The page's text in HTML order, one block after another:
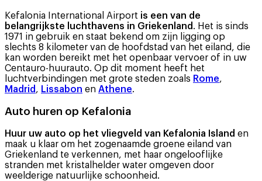
Kefalonia International Airport is een van de
belangrijkste luchthavens in Griekenland . Het is sinds
1971 in gebruik en staat bekend om zijn ligging op
slechts 8 kilometer van de hoofdstad van het eiland, die
kan worden bereikt met het openbaar vervoer of in uw
Centauro-huurauto. Op dit moment heeft het
luchtverbindingen met grote steden zoals Rome,
Madrid , Lissabon en Athene.
Auto huren op Kefalonia
Huur uw auto op het vliegveld van Kefalonia Island en
maak u klaar om het zogenaamde groene eiland van
Griekenland te verkennen, met haar ongelooflijke
stranden met kristalhelder water omgeven door
weelderige natuurlijke schoonheid.